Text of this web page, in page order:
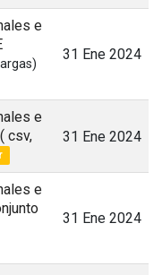
e
31 Ene 2024
e
( csv,
31 Ene 2024
e
31 Ene 2024